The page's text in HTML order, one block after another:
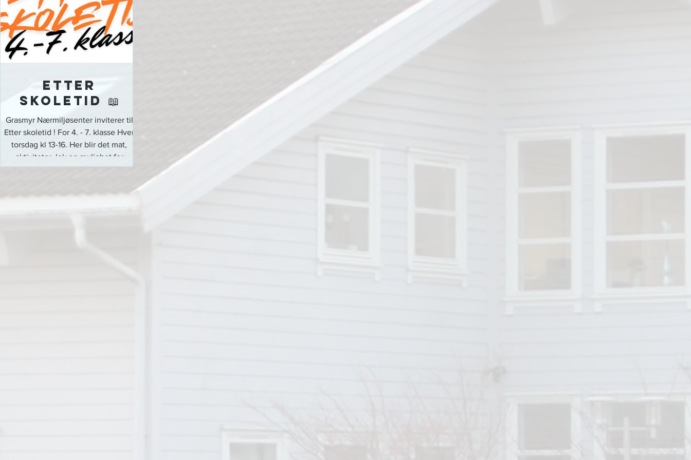
stathelle.no/bibelskolen
Etter
skoletid 📖
Grasmyr Nærmiljøsenter inviterer til
Etter skoletid ! For 4. - 7. klasse Hver
torsdag kl 13-16. Her blir det mat,
aktiviteter, lek og mulighet for
leksehjelp. Les mer om Etter
https://grasmyr.org/hendelse?etter-